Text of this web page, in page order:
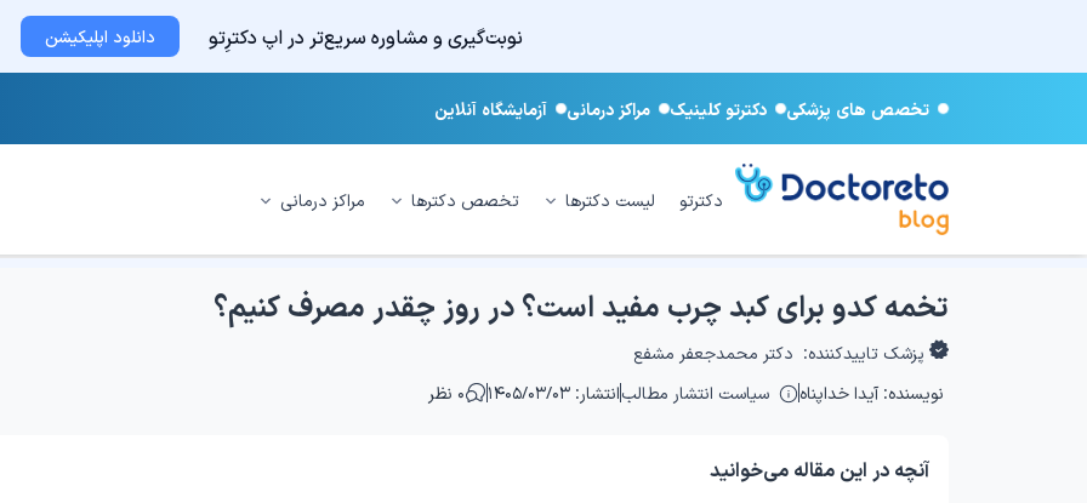
نوبت‌گیری و مشاوره سریع‌تر در اپ دکترِتو دانلود اپلیکیشن
تخصص های پزشکی دکترتو کلینیک مراکز درمانی آزمایشگاه آنلاین
دکترتو لیست دکترها تخصص دکترها مراکز درمانی
تخمه کدو برای کبد چرب مفید است؟ در روز چقدر مصرف کنیم؟
پزشک تاییدکننده: دکتر محمدجعفر مشفع
نویسنده: آیدا خداپناه سیاست انتشار مطالبانتشار: ۱۴۰۵/۰۳/۰۳ ۰ نظر
آنچه در این مقاله می‌خوانید